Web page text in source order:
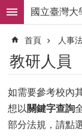
跳到主要內容區塊
進
階
搜
尋
求
職
徵
才
國立臺灣大
首頁 人事
教研人員
如需要參考校內
想以 關鍵字查詢
部分法規，請點